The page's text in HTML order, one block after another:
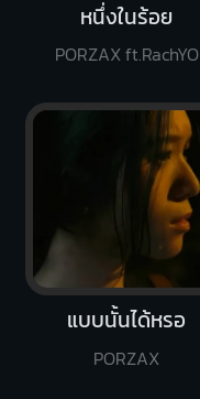
หนึ่งในร้อย
PORZAX ft.RachYO
แบบนั้นได้หรอ
PORZAX